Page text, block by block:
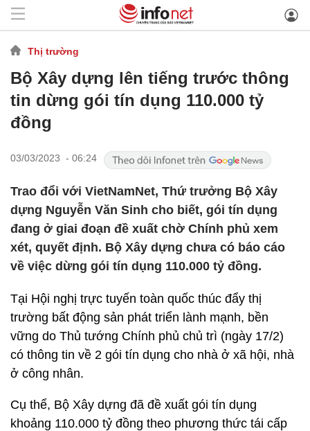
Thị trường
Bộ Xây dựng lên tiếng trước thông
tin dừng gói tín dụng 110.000 tỷ
đồng
03/03/2023 - 06:24
Trao đổi với VietNamNet, Thứ trưởng Bộ Xây
dựng Nguyễn Văn Sinh cho biết, gói tín dụng
đang ở giai đoạn đề xuất chờ Chính phủ xem
xét, quyết định. Bộ Xây dựng chưa có báo cáo
về việc dừng gói tín dụng 110.000 tỷ đồng.
Tại Hội nghị trực tuyến toàn quốc thúc đẩy thị
trường bất động sản phát triển lành mạnh, bền
vững do Thủ tướng Chính phủ chủ trì (ngày 17/2)
có thông tin về 2 gói tín dụng cho nhà ở xã hội, nhà
ở công nhân.
Cụ thể, Bộ Xây dựng đã đề xuất gói tín dụng
khoảng 110.000 tỷ đồng theo phương thức tái cấp